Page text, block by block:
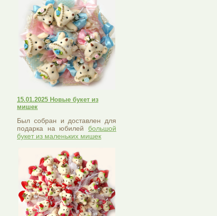
15.01.2025 Новые букет из
мишек
Был собран и доставлен для
подарка на юбилей большой
букет из маленьких мишек